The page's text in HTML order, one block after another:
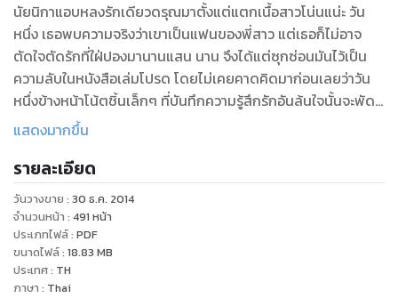
นัยนิกาแอบหลงรักเดียวดรุณมาตั้งแต่แตกเนื้อสาวโน่นแน่ะ วัน
หนึ่ง เธอพบความจริงว่าเขาเป็นแฟนของพี่สาว แต่เธอก็ไม่อาจ
ตัดใจตัดรักที่ใฝ่ปองมานานแสน นาน จึงได้แต่ซุกซ่อนมันไว้เป็น
ความลับในหนังสือเล่มโปรด โดยไม่เคยคาดคิดมาก่อนเลยว่าวัน
หนึ่งข้างหน้าโน้ตชิ้นเล็กๆ ที่บันทึกความรู้สึกรักอันล้นใจนั้นจะพัด
พาเธอ ไปสู่ตำแหน่ง 'ภรรยา'
แสดงมากขึ้น
รายละเอียด
วันวางขาย : 30 ธ.ค. 2014
จำนวนหน้า : 491 หน้า
ประเภทไฟล์: PDF
ขนาดไฟล์: 18.83 MB
ประเทศ: TH
ภาษา : Thai